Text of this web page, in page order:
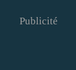
Publicité